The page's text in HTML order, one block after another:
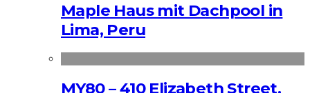
Maple Haus mit Dachpool in
Lima, Peru
MY80 – 410 Elizabeth Street,